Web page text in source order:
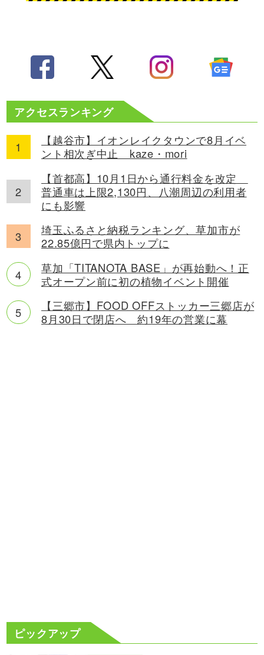
アクセスランキング
【越谷市】イオンレイクタウンで8月イベ
ント相次ぎ中止 kaze・mori
【首都高】10月1日から通行料金を改定
普通車は上限2,130円、八潮周辺の利用者
にも影響
埼玉ふるさと納税ランキング、草加市が
22.85億円で県内トップに
草加「TITANOTA BASE」が再始動へ！正
式オープン前に初の植物イベント開催
【三郷市】FOOD OFFストッカー三郷店が
8月30日で閉店へ 約19年の営業に幕
ピックアップ